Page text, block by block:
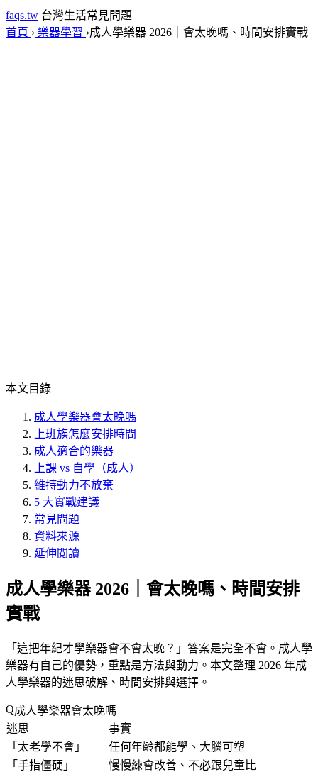
faqs.tw 台灣生活常見問題
首頁 › 樂器學習 ›成人學樂器 2026｜會太晚嗎、時間安排實戰
本文目錄
成人學樂器會太晚嗎
上班族怎麼安排時間
成人適合的樂器
上課 vs 自學（成人）
維持動力不放棄
5 大實戰建議
常見問題
資料來源
延伸閱讀
成人學樂器 2026｜會太晚嗎、時間安排
實戰
「 這把年紀才學樂器會不會太晚？ 」答案是完全不會。成人學
樂器有自己的優勢，重點是方法與動力。本文整理 2026 年成
人學樂器的迷思破解、時間安排與選擇。
成人學樂器會太晚嗎
迷思
事實
「 太老學不會 」
任何年齡都能學、大腦可塑
「 手指僵硬 」
慢慢練會改善、不必跟兒童比